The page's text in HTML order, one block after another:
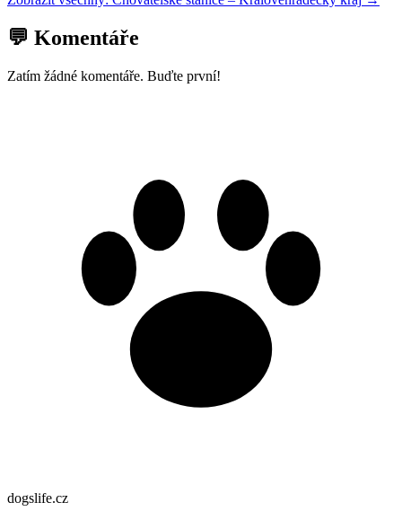
💬 Komentáře
Zatím žádné komentáře. Buďte první!
dogslife.cz